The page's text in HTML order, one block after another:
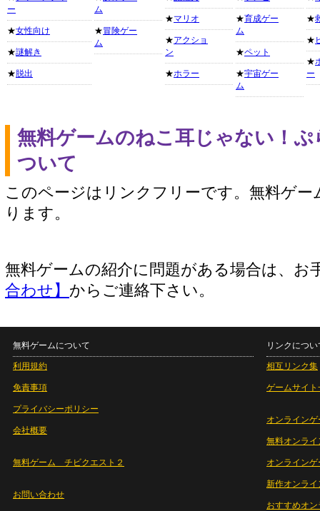
ー
★女性向け
★謎解き
★ 脱出
ム
★冒険ゲー
ム
★マリオ
★アクショ
ン
★ホラー
★育成ゲー
ム
★ペット
★宇宙ゲー
ム
★
★
★
ー
無料ゲームのねこ耳じゃない！
ついて
このページはリンクフリーです。無料ゲー
ります。
無料ゲームの紹介に問題がある場合は、お
合わせ】 からご連絡下さい。
無料ゲームについて
利用規約
免責事項
プライバシーポリシー
会社概要
無料ゲーム チビクエスト２
お問い合わせ
リンクについ
相互リンク集
ゲームサイト
オンラインゲ
無料オンライ
オンライン
新作オンライ
おすすめオ